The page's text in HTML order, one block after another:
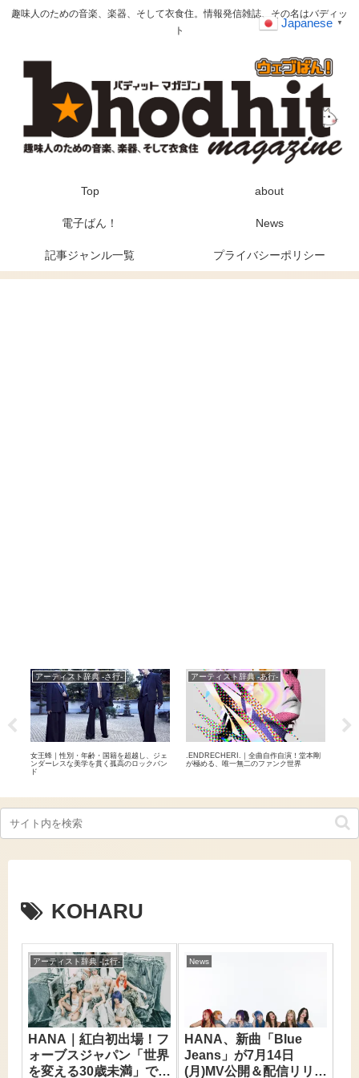
趣味人のための音楽、楽器、そして衣食住。情報発信雑誌、その名はバディッ
ト
Top about
電子ばん！ News
記事ジャンル一覧 プライバシーポリシー
アーティスト辞典 -さ行-
女王蜂｜性別・年齢・国籍を超越し、ジェ
ンダーレスな美学を貫く孤高のロックバン
ド
アーティスト辞典 -あ行-
.ENDRECHERI.｜全曲自作自演！堂本剛
が極める、唯一無二のファンク世界
KOHARU
アーティスト辞典 -は行-
HANA｜紅白初出場！フ
ォーブスジャパン「世界
を変える30歳未満」でも
News
HANA、新曲「Blue
Jeans」が7月14日
(月)MV公開＆配信リリー
Japanese ▼